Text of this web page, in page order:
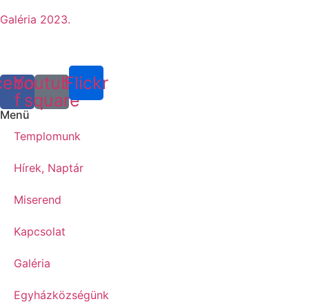
Galéria 2023.
f
Youtube-
square
Flickr
Menü
Templomunk
Hírek, Naptár
Miserend
Kapcsolat
Galéria
Egyházközségünk